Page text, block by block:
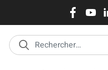
principal
Réseaux
sociaux